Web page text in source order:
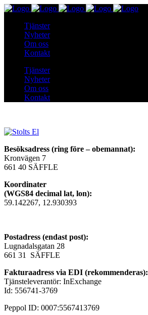
Tjänster
Nyheter
Om oss
Kontakt
Tjänster
Nyheter
Om oss
Kontakt
Besöksadress (ring före – obemannat):
Kronvägen 7
661 40 SÄFFLE
Koordinater
(WGS84 decimal lat, lon):
59.142267, 12.930393
Postadress (endast post):
Lugnadalsgatan 28
661 31 SÄFFLE
Fakturaadress via EDI (rekommenderas):
Tjänsteleverantör: InExchange
Id: 556741-3769
Peppol ID: 0007:5567413769